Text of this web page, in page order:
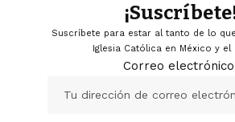
Suscríbete para estar al tanto de lo
Iglesia Católica en México y el
Correo